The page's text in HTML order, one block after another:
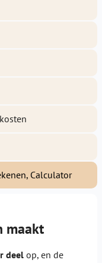
Calculator
maakt
deel op, en de